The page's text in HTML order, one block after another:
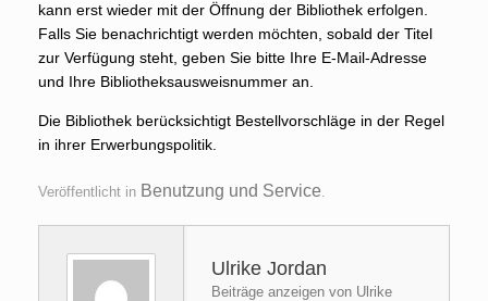
kann erst wieder mit der Öffnung der Bibliothek erfolgen.
Falls Sie benachrichtigt werden möchten, sobald der Titel
zur Verfügung steht, geben Sie bitte Ihre E-Mail-Adresse
und Ihre Bibliotheksausweisnummer an.
Die Bibliothek berücksichtigt Bestellvorschläge in der Regel
in ihrer Erwerbungspolitik.
Veröffentlicht in Benutzung und Service
Ulrike Jordan
Beiträge anzeigen von Ulrike